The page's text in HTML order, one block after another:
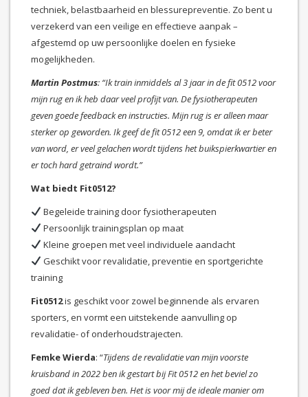
techniek, belastbaarheid en blessurepreventie. Zo bent u
verzekerd van een veilige en effectieve aanpak –
afgestemd op uw persoonlijke doelen en fysieke
mogelijkheden.
Martin Postmus: “Ik train inmiddels al 3 jaar in de fit 0512 voor
mijn rug en ik heb daar veel profijt van. De fysiotherapeuten
geven goede feedback en instructies. Mijn rug is er alleen maar
sterker op geworden. Ik geef de fit 0512 een 9, omdat ik er beter
van word, er veel gelachen wordt tijdens het buikspierkwartier en
er toch hard getraind wordt.”
Wat biedt Fit0512?
Begeleide training door fysiotherapeuten
Persoonlijk trainingsplan op maat
Kleine groepen met veel individuele aandacht
Geschikt voor revalidatie, preventie en sportgerichte
training
Fit0512is geschikt voor zowel beginnende als ervaren
sporters, en vormt een uitstekende aanvulling op
revalidatie- of onderhoudstrajecten.
Femke Wierda: “Tijdens de revalidatie van mijn voorste
kruisband in 2022 ben ik gestart bij Fit 0512 en het beviel zo
goed dat ik gebleven ben. Het is voor mij de ideale manier om